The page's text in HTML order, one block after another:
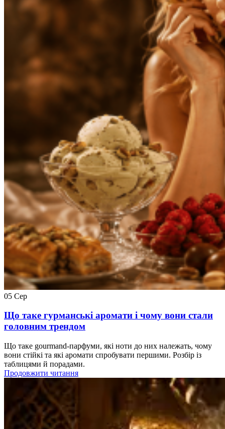
05 Сер
Що таке гурманські аромати і чому вони стали
головним трендом
Що таке gourmand-парфуми, які ноти до них належать, чому
вони стійкі та які аромати спробувати першими. Розбір із
таблицями й порадами.
Продовжити читання